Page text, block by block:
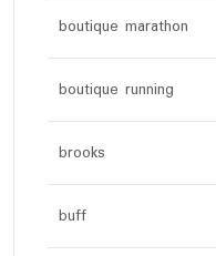
boutique marathon
boutique running
brooks
buff